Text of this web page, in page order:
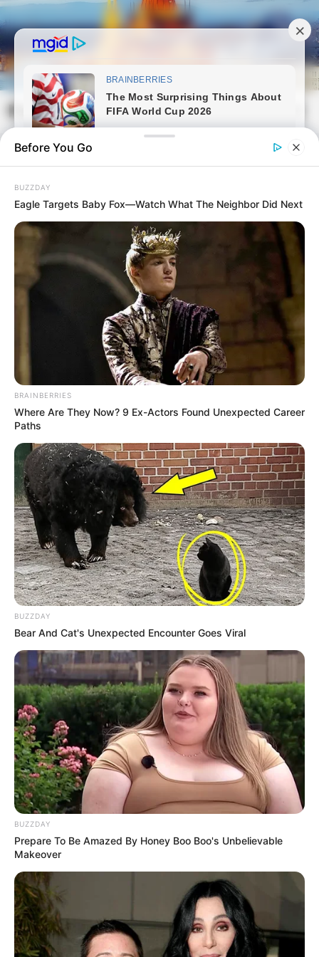
Skip
to
content
Magyarvilag.com
Search
Hoppá! Jön a baba Vitray
Tamáséknál, már nagyon várják
bySzerző • February 22, 2026
Nagy a boldogság. Vitray Tamás 2019
novemberében bejelentette, hogy 32 év után
elválik Kállay Boritól. Majd pedig alig másfél hete
kiderült, hogy ismét rátalált a szerelem Ivens Éva
személyében, akivel már össze is házasodtak.
„Megkérdeztem, hogy nem akar-e gyártásvezető
lenni műsoromban, ő pedig akart.
És egyszer csak egy szép napon a bejárati ajtóban
Before You Go
BUZZDAY
Eagle Targets Baby Fox—Watch What The Neighbor Did Next
BRAINBERRIES
Where Are They Now? 9 Ex-Actors Found Unexpected Career
Paths
BUZZDAY
Bear And Cat's Unexpected Encounter Goes Viral
BUZZDAY
Prepare To Be Amazed By Honey Boo Boo's Unbelievable
Makeover